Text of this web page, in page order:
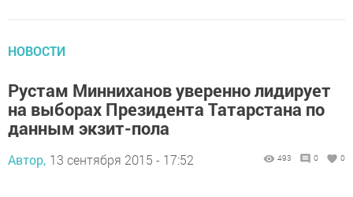
НОВОСТИ
Рустам Минниханов уверенно лидирует
на выборах Президента Татарстана по
данным экзит-пола
Автор, 13 сентября 2015 - 17:52 493 0 0